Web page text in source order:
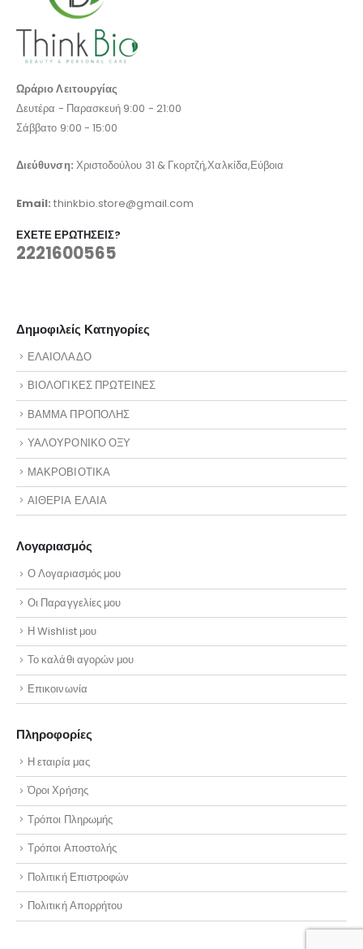
Ωράριο Λειτουργίας
Δευτέρα - Παρασκευή 9:00 - 21:00
Σάββατο 9:00 - 15:00
Διεύθυνση: Χριστοδούλου 31 & Γκορτζή,Χαλκίδα,Εύβοια
Email:thinkbio.store@gmail.com
ΈΧΕΤΕ ΕΡΩΤΉΣΕΙΣ?
2221600565
Δημοφιλείς Κατηγορίες
ΕΛΑΙΟΛΑΔΟ
ΒΙΟΛΟΓΙΚΕΣ ΠΡΩΤΕΙΝΕΣ
ΒΑΜΜΑ ΠΡΟΠΟΛΗΣ
ΥΑΛΟΥΡΟΝΙΚΟ ΟΞΥ
ΜΑΚΡΟΒΙΟΤΙΚΑ
ΑΙΘΕΡΙΑ ΕΛΑΙΑ
Λογαριασμός
Ο Λογαριασμός μου
Οι Παραγγελίες μου
Η Wishlist μου
Το καλάθι αγορών μου
Επικοινωνία
Πληροφορίες
Η εταιρία μας
Όροι Χρήσης
Τρόποι Πληρωμής
Τρόποι Αποστολής
Πολιτική Επιστροφών
Πολιτική Απορρήτου